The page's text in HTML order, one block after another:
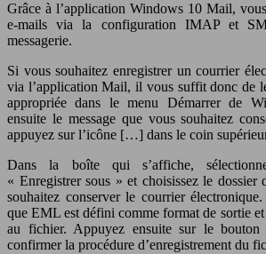
Grâce à l’application Windows 10 Mail,
e-mails via la configuration IMAP et
messagerie.
Si vous souhaitez enregistrer un courrier
via l’application Mail, il vous suffit donc de
appropriée dans le menu Démarrer de
ensuite le message que vous souhaitez
appuyez sur l’icône […] dans le coin
Dans la boîte qui s’affiche,
« Enregistrer sous » et choisissez le dossier
souhaitez conserver le courrier
que EML est défini comme format de sortie
au fichier. Appuyez ensuite sur le
confirmer la procédure d’enregistrement du